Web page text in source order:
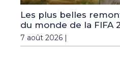
Les plus belles
du monde de la FIFA
7 août 2026 |